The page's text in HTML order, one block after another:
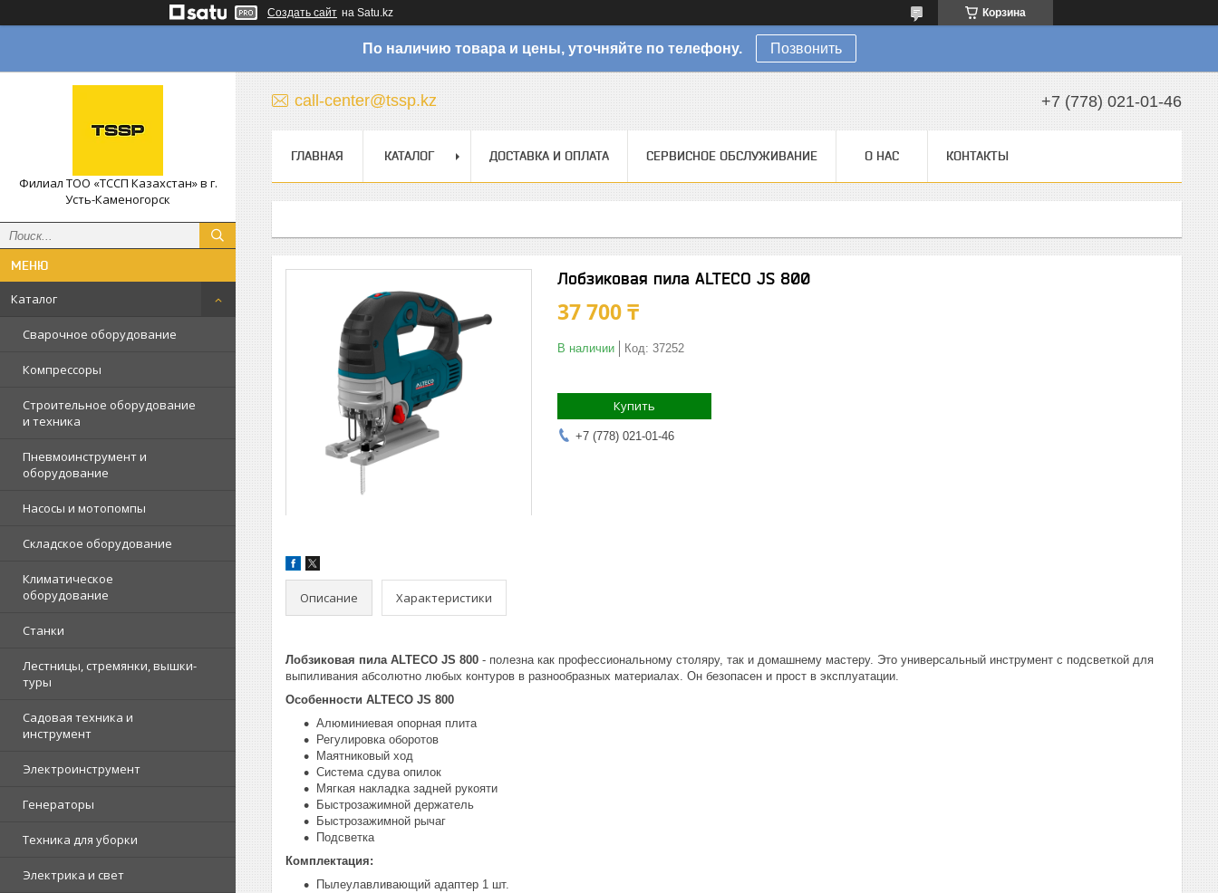
Создать сайт на Satu.kz Корзина
По наличию товара и цены, уточняйте по телефону. Позвонить
Филиал ТОО «ТССП Казахстан» в г.
Усть-Каменогорск
Каталог
Сварочное оборудование
Компрессоры
Строительное оборудование
и техника
Пневмоинструмент и
оборудование
Насосы и мотопомпы
Складское оборудование
Климатическое
оборудование
Станки
Лестницы, стремянки, вышки-
туры
Садовая техника и
инструмент
Электроинструмент
Генераторы
Техника для уборки
Электрика и свет
call-center@tssp.kz +7 (778) 021-01-46
ГЛАВНАЯ КАТАЛОГ ДОСТАВКА И ОПЛАТА СЕРВИСНОЕ ОБСЛУЖИВАНИЕ О НАС КОНТАКТЫ
Лобзиковая пила ALTECO JS 800
37 700 ₸
В наличии Код: 37252
Купить
+7 (778) 021-01-46
Описание Характеристики
Лобзиковая пила ALTECO JS 800 ​ - полезна как профессиональному столяру, так и домашнему мастеру. Это универсальный инструмент с подсветкой для
выпиливания абсолютно любых контуров в разнообразных материалах. Он безопасен и прост в эксплуатации.
Особенности ALTECO JS 800
Алюминиевая опорная плита
Регулировка оборотов
Маятниковый ход
Система сдува опилок
Мягкая накладка задней рукояти
Быстрозажимной держатель
Быстрозажимной рычаг
Подсветка
Комплектация:
Пылеулавливающий адаптер 1 шт.